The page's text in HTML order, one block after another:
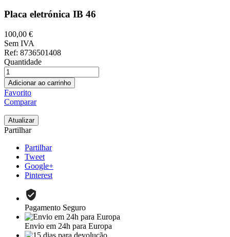
Placa eletrónica IB 46
100,00 €
Sem IVA
Ref: 8736501408
Quantidade
Adicionar ao carrinho
Favorito
Comparar
Partilhar
Partilhar
Tweet
Google+
Pinterest
Pagamento Seguro
Envio em 24h para Europa